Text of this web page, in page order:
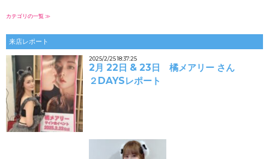
カテゴリの一覧 ≫
来店レポート
2025/2/25 18:37:25
2月 22日 & 23日 橘メアリー さん
２DAYSレポート